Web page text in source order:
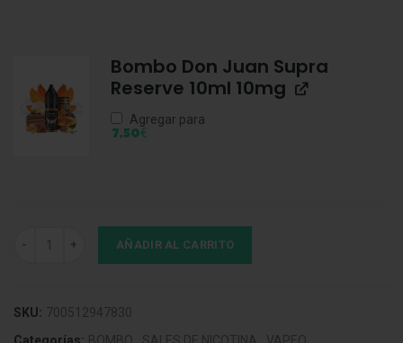
Bombo Don Juan Supra
Reserve 10ml 10mg
Agregar para
7,50€
Bombo Don Juan Aldonza 10ml 10mg cantidad
AÑADIR AL CARRITO
SKU: 700512947830